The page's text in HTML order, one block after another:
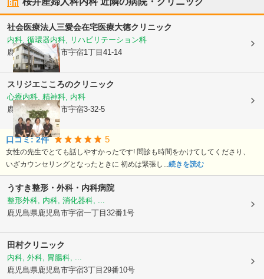
社会医療法人三愛会在宅医療大徳クリニック
内科, 循環器内科, リハビリテーション科
鹿児島県鹿児島市宇宿1丁目41-14
スリジエこころのクリニック
心療内科, 精神科, 内科
鹿児島県鹿児島市宇宿3-32-5
口コミ:2件 5
女性の先生でとても話しやすかったです! 問診も時間をかけてしてくださり、
いざカウンセリングとなったときに 初めは緊張し...続きを読む
うすき整形・外科・内科病院
整形外科, 内科, 消化器科, ...
鹿児島県鹿児島市宇宿一丁目32番1号
田村クリニック
内科, 外科, 胃腸科, ...
鹿児島県鹿児島市宇宿3丁目29番10号